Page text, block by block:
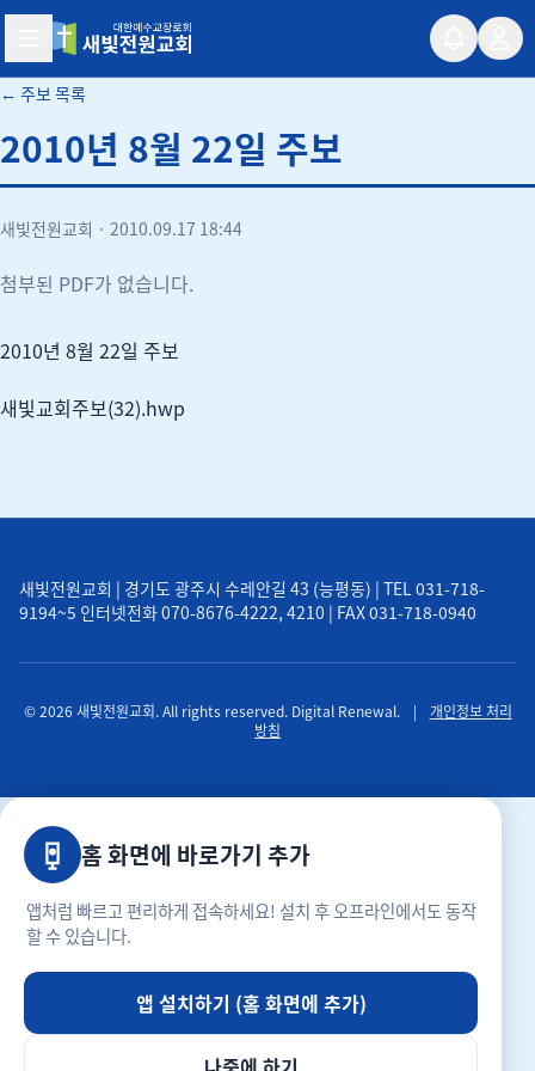
새빛전원교회
← 주보 목록
2010년 8월 22일 주보
새빛전원교회 · 2010.09.17 18:44
첨부된 PDF가 없습니다.
2010년 8월 22일 주보
새빛교회주보(32).hwp
새빛전원교회 | 경기도 광주시 수레안길 43 (능평동) | TEL 031-718-
9194~5 인터넷전화 070-8676-4222, 4210 | FAX 031-718-0940
© 2026 새빛전원교회. All rights reserved. Digital Renewal. |
개인정보 처리
방침
홈 화면에 바로가기 추가
앱처럼 빠르고 편리하게 접속하세요! 설치 후 오프라인에서도 동작
할 수 있습니다.
앱 설치하기 (홈 화면에 추가)